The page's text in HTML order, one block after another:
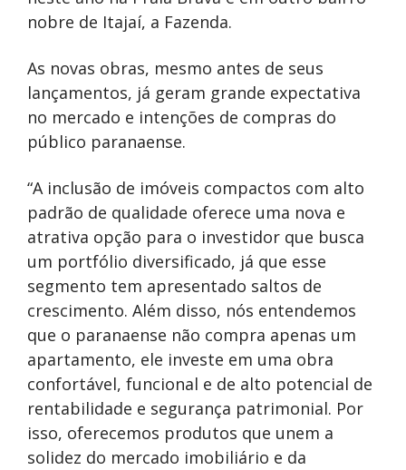
nobre de Itajaí, a Fazenda.
As novas obras, mesmo antes de seus
lançamentos, já geram grande expectativa
no mercado e intenções de compras do
público paranaense.
“A inclusão de imóveis compactos com alto
padrão de qualidade oferece uma nova e
atrativa opção para o investidor que busca
um portfólio diversificado, já que esse
segmento tem apresentado saltos de
crescimento. Além disso, nós entendemos
que o paranaense não compra apenas um
apartamento, ele investe em uma obra
confortável, funcional e de alto potencial de
rentabilidade e segurança patrimonial. Por
isso, oferecemos produtos que unem a
solidez do mercado imobiliário e da